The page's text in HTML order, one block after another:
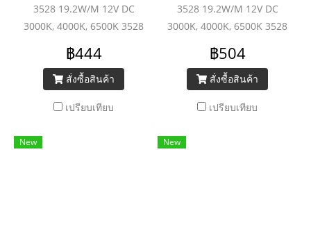
3528 19.2W/M 12V DC
3000K, 4000K, 6500K 3528
(240LEDs/M) 1560lm/M
฿444
สั่งซื้อสินค้า
เปรียบเทียบ
3528 19.2W/M 12V DC
3000K, 4000K, 6500K 3528
(240LEDs/M) 1560lm/M
฿504
สั่งซื้อสินค้า
เปรียบเทียบ
New New